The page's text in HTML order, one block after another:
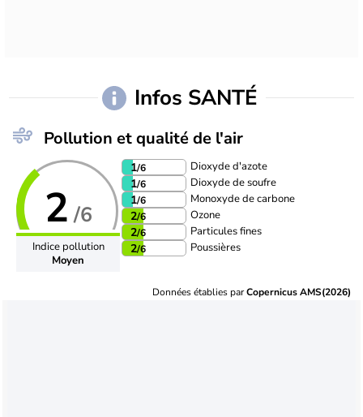
Infos SANTÉ
Pollution et qualité de l'air
2 /6
Indice pollution
Moyen
1/6 Dioxyde d'azote
1/6 Dioxyde de soufre
1/6 Monoxyde de carbone
2/6 Ozone
2/6 Particules fines
2/6 Poussières
Données établies parCopernicus AMS(2026)